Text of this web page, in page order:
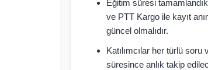
Eğitim süresi
ve PTT Kargo ile kayıt
güncel olmalıdır.
Katılımcılar her türlü
süresince anlık takip